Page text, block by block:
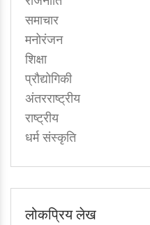
समाचार
मनोरंजन
शिक्षा
प्रौद्योगिकी
अंतरराष्ट्रीय
राष्ट्रीय
धर्म संस्कृति
लोकप्रिय लेख